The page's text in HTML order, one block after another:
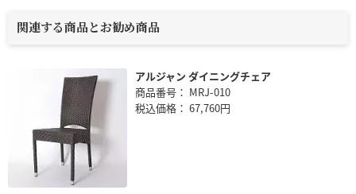
関連する商品とお勧め商品
アルジャン ダイニングチェア
商品番号： MRJ-010
税込価格： 67,760円